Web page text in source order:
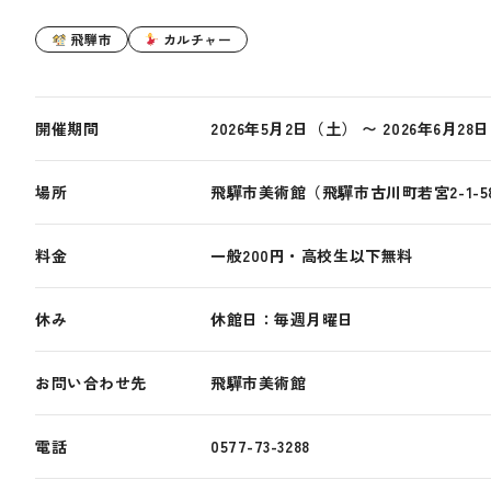
飛騨市 カルチャー
開催期間 2026年5月2日（土） 〜 2026年6月28日
場所 飛驒市美術館（飛驒市古川町若宮2-1-58
料金 一般200円・高校生以下無料
休み 休館日：毎週月曜日
お問い合わせ先 飛驒市美術館
電話 0577-73-3288